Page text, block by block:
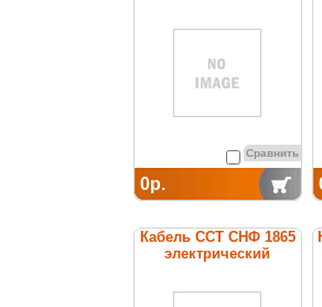
Сравнить
0р.
Кабель ССТ СНФ 1865
электрический